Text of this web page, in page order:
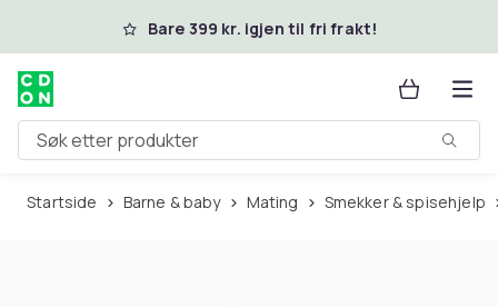
Hopp til hovedinnholdBare 399 kr. igjen til fri frakt!
Søk etter produkter
Startside Barne & baby Mating Smekker & spisehjelp